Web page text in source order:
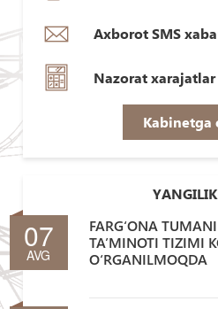
Axborot SMS
Nazorat xarajatlar
Kabinetga
07
AVG
FARG‘ONA
TA’MINOTI TIZIMI
O‘RGANILMOQDA